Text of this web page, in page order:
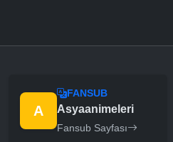
A
FANSUB
Asyaanimeleri
Fansub Sayfası